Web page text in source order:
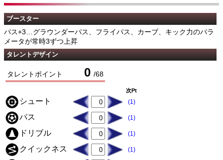
ブースター
パス+3…グラウンダーパス、フライパス、カーブ、キック力のパラ
メータが常時3ずつ上昇
タレントデザイン
タレントポイント 0 /68
次Pt
シュート (1)
パス (1)
ドリブル (1)
クイックネス (1)